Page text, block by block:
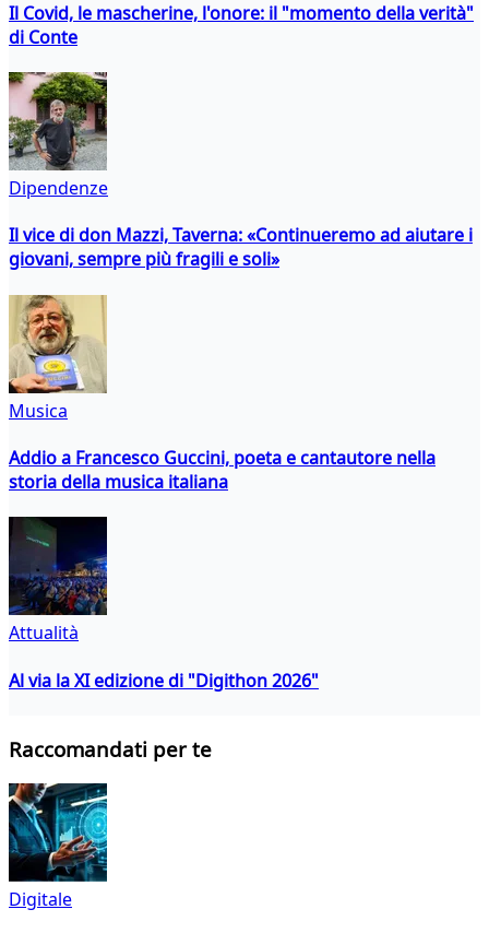
Il Covid, le mascherine, l'onore: il "momento della verità"
di Conte
Dipendenze
Il vice di don Mazzi, Taverna: «Continueremo ad aiutare i
giovani, sempre più fragili e soli»
Musica
Addio a Francesco Guccini, poeta e cantautore nella
storia della musica italiana
Attualità
Al via la XI edizione di "Digithon 2026"
Raccomandati per te
Digitale